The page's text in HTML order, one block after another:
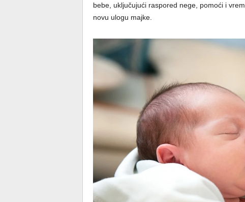
bebe, uključujući raspored nege, pomoći i
novu ulogu majke.